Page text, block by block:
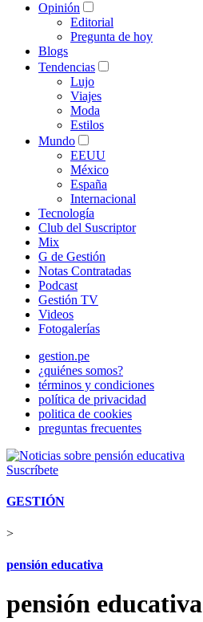
Opinión
Editorial
Pregunta de hoy
Blogs
Tendencias
Lujo
Viajes
Moda
Estilos
Mundo
EEUU
México
España
Internacional
Tecnología
Club del Suscriptor
Mix
G de Gestión
Notas Contratadas
Podcast
Gestión TV
Videos
Fotogalerías
gestion.pe
¿quiénes somos?
términos y condiciones
política de privacidad
politica de cookies
preguntas frecuentes
Suscríbete
GESTIÓN
>
pensión educativa
pensión educativa